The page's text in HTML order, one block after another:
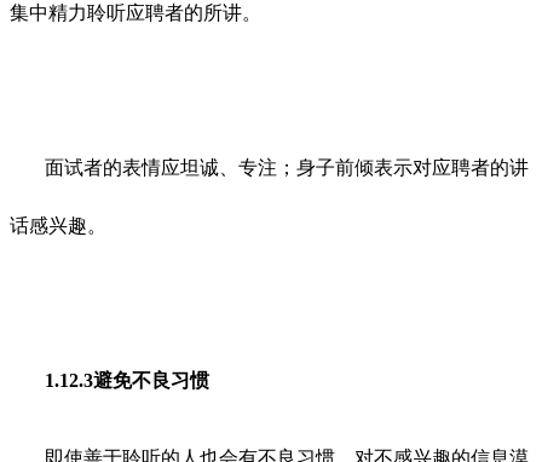
集中精力聆听应聘者的所讲。
面试者的表情应坦诚、专注；身子前倾表示对应聘者的讲
话感兴趣。
1.12.3避免不良习惯
即使善于聆听的人也会有不良习惯。对不感兴趣的信息漠